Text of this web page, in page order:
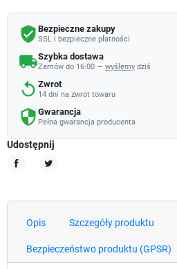
verified_user Bezpieczne zakupy
SSL i bezpieczne płatności
local_shippingSzybka dostawa
Zamów do 16:00 — wyślemy dziś
replay Zwrot
14 dni na zwrot towaru
security Gwarancja
Pełna gwarancja producenta
Udostępnij
Opis Szczegóły produktu
Bezpieczeństwo produktu (GPSR)